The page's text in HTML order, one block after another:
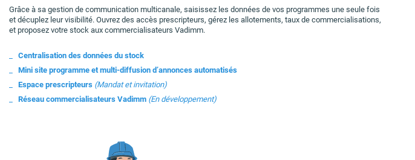
Grâce à sa gestion de communication multicanale, saisissez les données de vos programmes une seule fois
et décuplez leur visibilité. Ouvrez des accès prescripteurs, gérez les allotements, taux de commercialisations,
et proposez votre stock aux commercialisateurs Vadimm.
Centralisation des données du stock
Mini site programme et multi-diffusion d’annonces automatisés
Espace prescripteurs (Mandat et invitation)
Réseau commercialisateurs Vadimm (En développement)